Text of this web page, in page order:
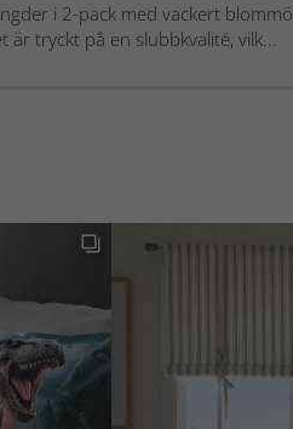
i 2-pack med vackert
är tryckt på en slubbkvalité, vilk...